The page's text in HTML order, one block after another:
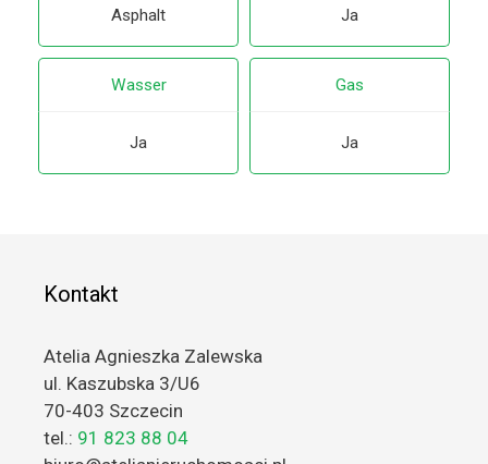
Asphalt Ja
Wasser
Ja
Gas
Ja
Kontakt
Atelia Agnieszka Zalewska
ul. Kaszubska 3/U6
70-403 Szczecin
tel.: 91 823 88 04